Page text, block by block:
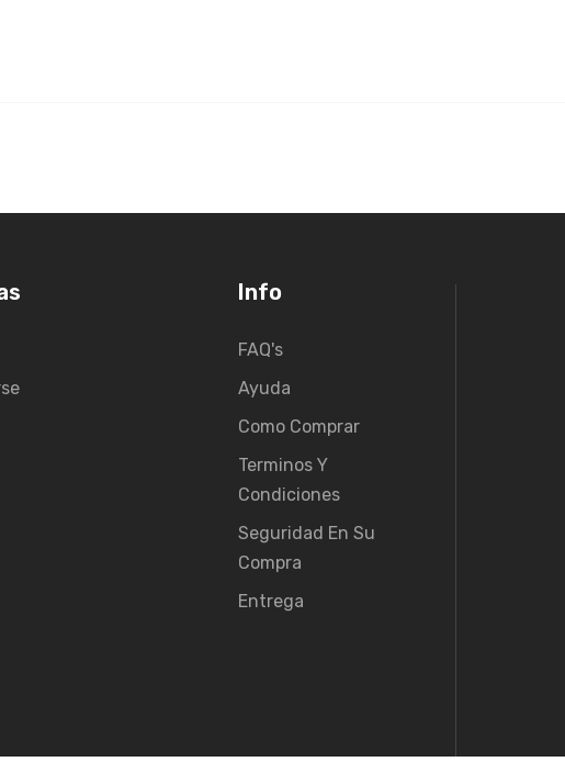
Info
FAQ's
Ayuda
Como Comprar
Terminos Y
Condiciones
Seguridad En Su
Compra
Entrega